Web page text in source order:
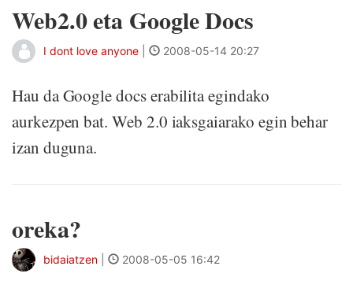
Web2.0 eta Google Docs
I dont love anyone 2008-05-14 20:27
Hau da Google docs erabilita egindako
aurkezpen bat. Web 2.0 iaksgaiarako egin behar
izan duguna.
oreka?
bidaiatzen 2008-05-05 16:42